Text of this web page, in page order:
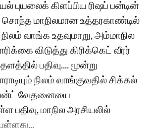
புயலைக் கிளப்பிய ரிஷப் பன்டின்
சொந்த மாநிலமான உத்தரகாண்டில்
வாங்க உதவுமாறு, அம்மாநில
விடுத்து கிரிக்கெட் வீரர்
பதிவு.... மூன்று
நிலம் வாங்குவதில் சிக்கல்
பன்ட் வேதனையை
பதிவு, மாநில அரசியலில்